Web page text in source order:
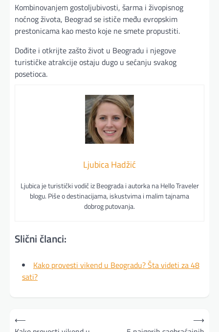
Kombinovanjem gostoljubivosti, šarma i živopisnog
noćnog života, Beograd se ističe među evropskim
prestonicama kao mesto koje ne smete propustiti.
Dođite i otkrijte zašto život u Beogradu i njegove
turističke atrakcije ostaju dugo u sećanju svakog
posetioca.
Ljubica Hadžić
Ljubica je turistički vodič iz Beograda i autorka na Hello Traveler
blogu. Piše o destinacijama, iskustvima i malim tajnama
dobrog putovanja.
Slični članci:
Kako provesti vikend u Beogradu? Šta videti za 48
sati?
Kretanje
⟵
⟶